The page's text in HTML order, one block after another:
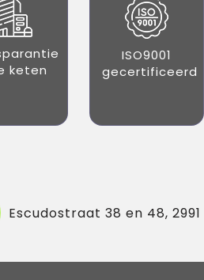
keten
ISO9001
gecertificeerd
Escudostraat 38 en 48,